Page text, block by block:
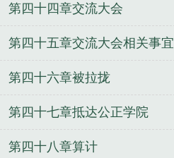
第四十四章交流大会
第四十五章交流大会相关事宜
第四十六章被拉拢
第四十七章抵达公正学院
第四十八章算计